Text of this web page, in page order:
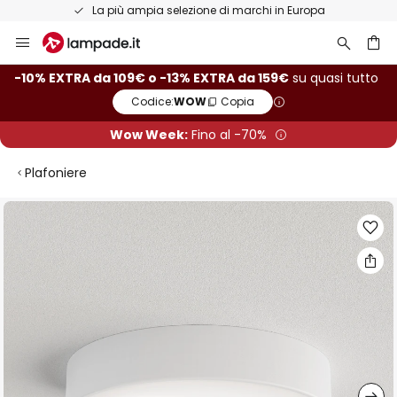
La più ampia selezione di marchi in Europa
Salta
al
contenuto
-10% EXTRA da 109€ o -13% EXTRA da 159€ su quasi tutto
Codice:WOW Copia
Wow Week: Fino al -70%
Plafoniere
Vai
della
galleria
immagini